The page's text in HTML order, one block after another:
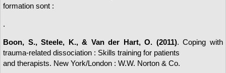
formation sont :
.
Boon, S., Steele, K., & Van der Hart, O. (2011). Coping with
trauma-related dissociation : Skills training for patients
and therapists. New York/London : W.W. Norton & Co.